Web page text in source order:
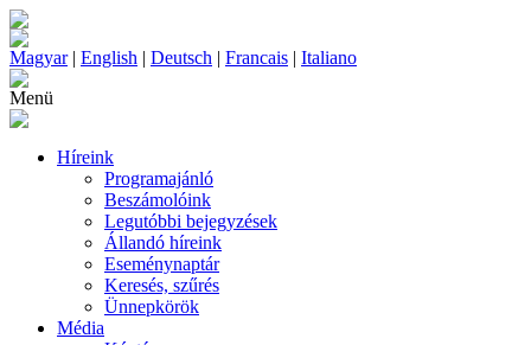
Magyar| English | Deutsch | Francais | Italiano
Menü
Híreink
Programajánló
Beszámolóink
Legutóbbi bejegyzések
Állandó híreink
Eseménynaptár
Keresés, szűrés
Ünnepkörök
Média